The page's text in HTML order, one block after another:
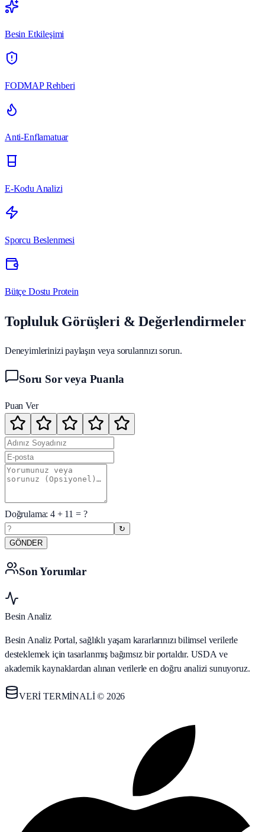
Besin Etkileşimi
FODMAP Rehberi
Anti-Enflamatuar
E-Kodu Analizi
Sporcu Beslenmesi
Bütçe Dostu Protein
Topluluk Görüşleri & Değerlendirmeler
Deneyimlerinizi paylaşın veya sorularınızı sorun.
Soru Sor veya Puanla
Puan Ver
Doğrulama:4+ 11 = ?
↻
GÖNDER
Son Yorumlar
Besin Analiz
Besin Analiz Portal, sağlıklı yaşam kararlarınızı bilimsel verilerle
desteklemek için tasarlanmış bağımsız bir portaldır. USDA ve
akademik kaynaklardan alınan verilerle en doğru analizi sunuyoruz.
VERİ TERMİNALİ © 2026